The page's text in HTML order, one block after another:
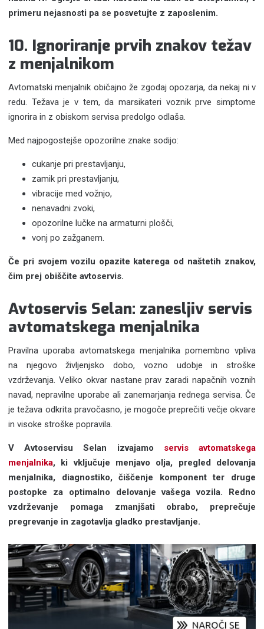
primeru nejasnosti pa se posvetujte z zaposlenim.
10. Ignoriranje prvih znakov težav
z menjalnikom
Avtomatski menjalnik običajno že zgodaj opozarja, da nekaj ni v
redu. Težava je v tem, da marsikateri voznik prve simptome
ignorira in z obiskom servisa predolgo odlaša.
Med najpogostejše opozorilne znake sodijo:
cukanje pri prestavljanju,
zamik pri prestavljanju,
vibracije med vožnjo,
nenavadni zvoki,
opozorilne lučke na armaturni plošči,
vonj po zažganem.
Če pri svojem vozilu opazite katerega od naštetih znakov,
čim prej obiščite avtoservis.
Avtoservis Selan: zanesljiv servis
avtomatskega menjalnika
Pravilna uporaba avtomatskega menjalnika pomembno vpliva
na njegovo življenjsko dobo, vozno udobje in stroške
vzdrževanja. Veliko okvar nastane prav zaradi napačnih voznih
navad, nepravilne uporabe ali zanemarjanja rednega servisa. Če
je težava odkrita pravočasno, je mogoče preprečiti večje okvare
in visoke stroške popravila.
V Avtoservisu Selan izvajamo servis avtomatskega
menjalnika, ki vključuje menjavo olja, pregled delovanja
menjalnika, diagnostiko, čiščenje komponent ter druge
postopke za optimalno delovanje vašega vozila. Redno
vzdrževanje pomaga zmanjšati obrabo, preprečuje
pregrevanje in zagotavlja gladko prestavljanje.